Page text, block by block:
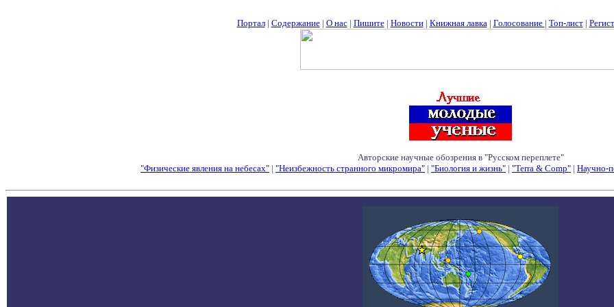
Портал| Содержание| О нас| Пишите| Новости| Книжная лавка| Голосование | Топ-лист|
Авторские научные обозрения в "Русском переплете"
"Физические явления на небесах" | "Неизбежность странного микромира" | "Биология и жизнь" | "Terra & Comp" | Научно-